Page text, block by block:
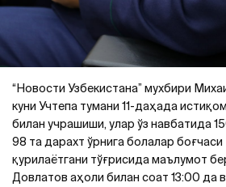
“Новости Узбекистана” мухбири
куни Учтепа тумани 11-даҳада
билан учрашиши, улар ўз навбатида
98 та дарахт ўрнига болалар боғчаси
қурилаётгани тўғрисида маълумот
Довлатов аҳоли билан соат 13:00 да